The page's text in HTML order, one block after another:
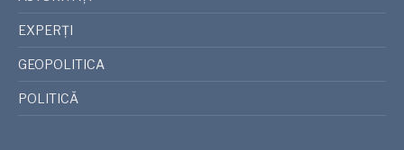
EXPERȚI
GEOPOLITICA
POLITICĂ